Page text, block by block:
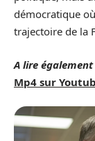
démocratique
trajectoire de la
A lire également
Mp4 sur